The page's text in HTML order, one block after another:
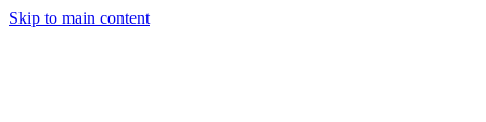
Skip to main content